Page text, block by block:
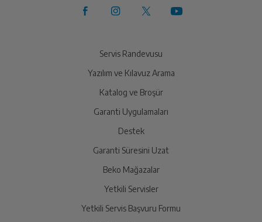
Servis Randevusu
Yazılım ve Kılavuz Arama
Katalog ve Broşür
Garanti Uygulamaları
Destek
Garanti Süresini Uzat
Beko Mağazalar
Yetkili Servisler
Yetkili Servis Başvuru Formu